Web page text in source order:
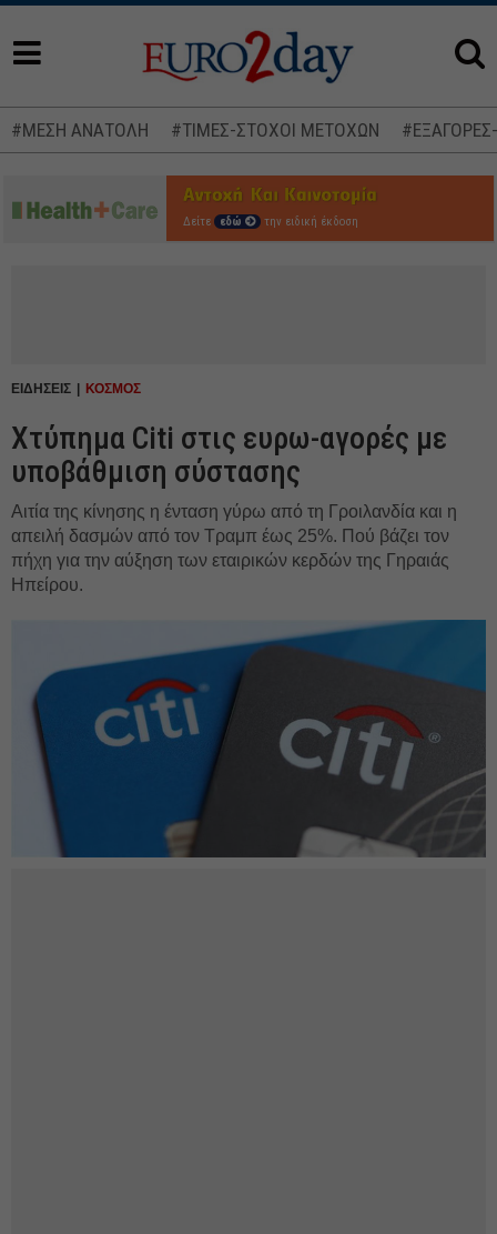
#ΜΕΣΗ ΑΝΑΤΟΛΗ #ΤΙΜΕΣ-ΣΤΟΧΟΙ ΜΕΤΟΧΩΝ
Δείτε εδώ την ειδική έκδοση
ΕΙΔΗΣΕΙΣ ΚΟΣΜΟΣ
Χτύπημα Citi στις ευρω-αγορές με
υποβάθμιση σύστασης
Αιτία της κίνησης η ένταση γύρω από τη Γροιλανδία και η
απειλή δασμών από τον Τραμπ έως 25%. Πού βάζει τον
πήχη για την αύξηση των εταιρικών κερδών της Γηραιάς
Ηπείρου.